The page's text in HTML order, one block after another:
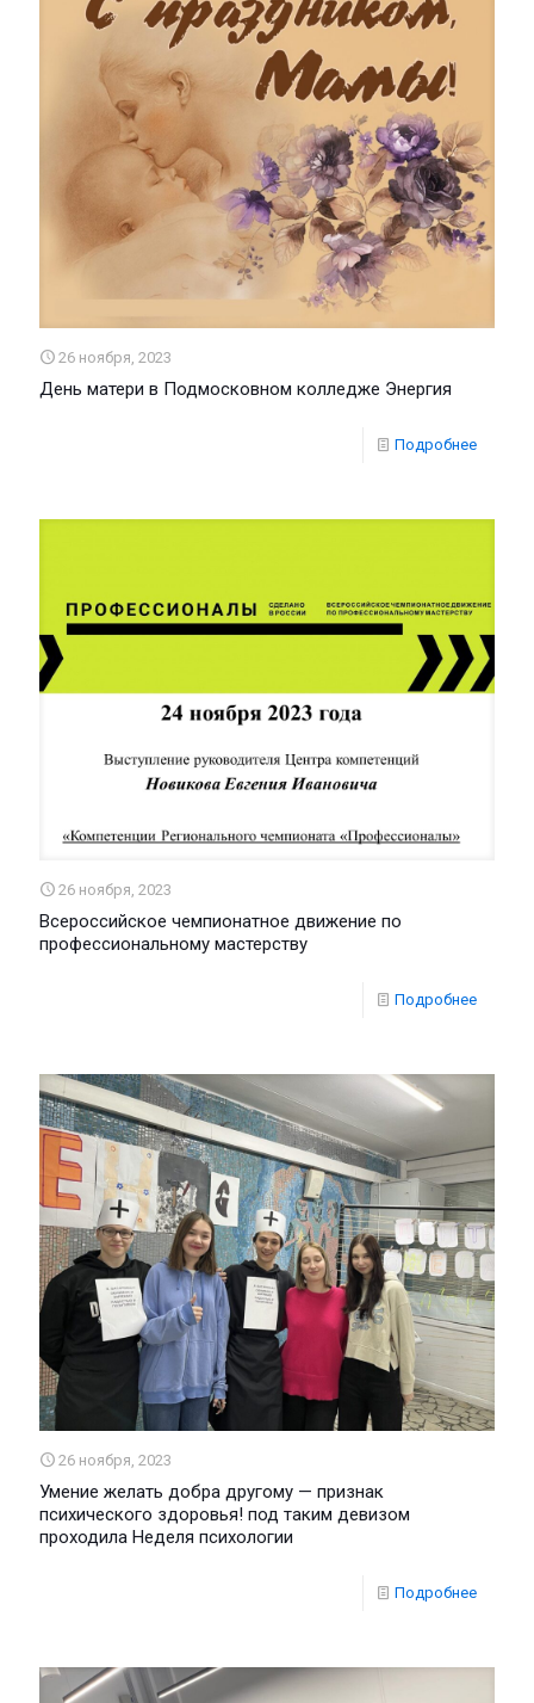
26 ноября, 2023
День матери в Подмосковном колледже Энергия
Подробнее
26 ноября, 2023
Всероссийское чемпионатное движение по
профессиональному мастерству
Подробнее
26 ноября, 2023
Умение желать добра другому — признак
психического здоровья! под таким девизом
проходила Неделя психологии
Подробнее